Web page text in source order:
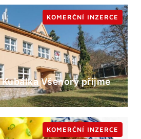
Kubálka Všenory přijme
KOMERČNÍ INZERCE
KOMERČNÍ INZERCE